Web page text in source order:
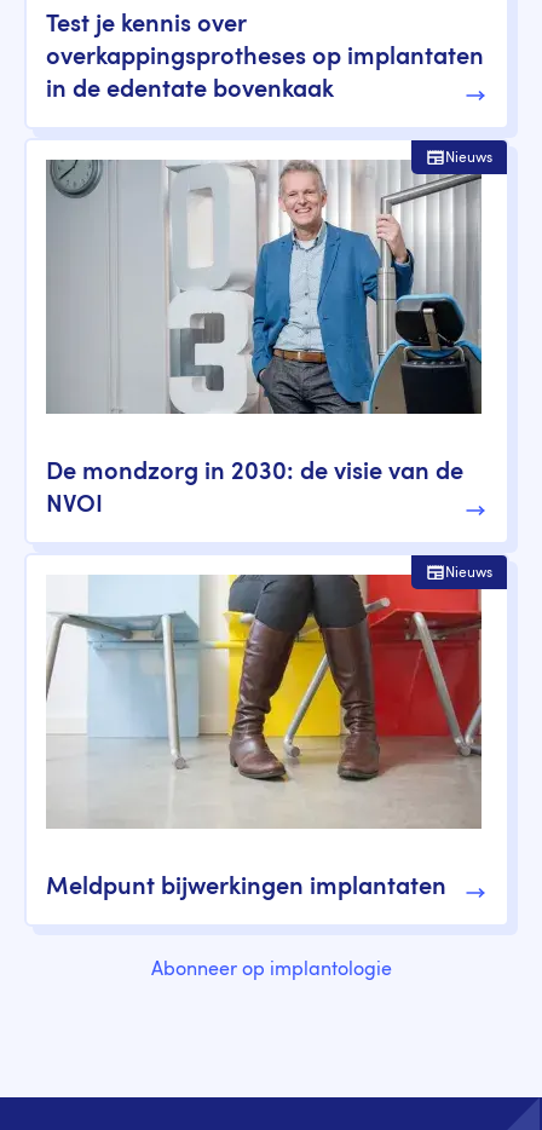
Test je kennis over
overkappingsprotheses op implantaten
in de edentate bovenkaak
De mondzorg in 2030: de visie van de
NVOI
Nieuws
Meldpunt bijwerkingen implantaten
Nieuws
Abonneer op implantologie